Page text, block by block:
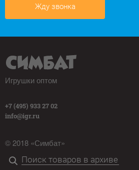
Жду звонка
Игрушки оптом
+7 (495) 933 27 02
info@igr.ru
© 2018 «Симбат»